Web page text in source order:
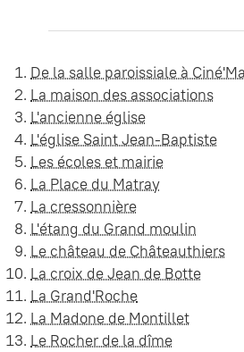
De la salle paroissiale à
La maison des associations
L'ancienne église
L'église Saint Jean-Baptiste
Les écoles et mairie
La Place du Matray
La cressonnière
L'étang du Grand moulin
Le château de Châteauthiers
La croix de Jean de Botte
La Grand'Roche
La Madone de Montillet
Le Rocher de la dîme